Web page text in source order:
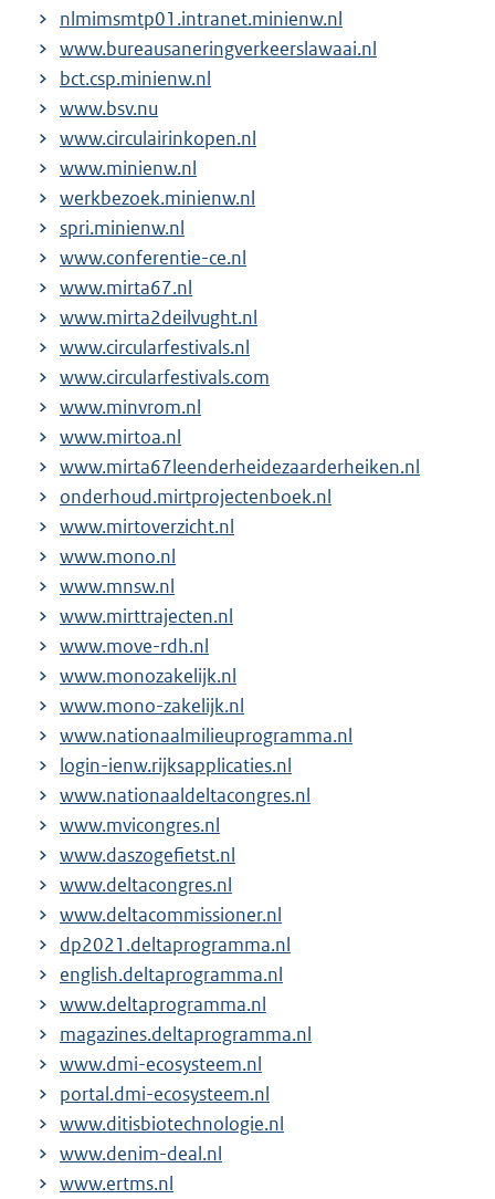
nlmimsmtp01.intranet.minienw.nl
www.bureausaneringverkeerslawaai.nl
bct.csp.minienw.nl
www.bsv.nu
www.circulairinkopen.nl
www.minienw.nl
werkbezoek.minienw.nl
spri.minienw.nl
www.conferentie-ce.nl
www.mirta67.nl
www.mirta2deilvught.nl
www.circularfestivals.nl
www.circularfestivals.com
www.minvrom.nl
www.mirtoa.nl
www.mirta67leenderheidezaarderheiken.nl
onderhoud.mirtprojectenboek.nl
www.mirtoverzicht.nl
www.mono.nl
www.mnsw.nl
www.mirttrajecten.nl
www.move-rdh.nl
www.monozakelijk.nl
www.mono-zakelijk.nl
www.nationaalmilieuprogramma.nl
login-ienw.rijksapplicaties.nl
www.nationaaldeltacongres.nl
www.mvicongres.nl
www.daszogefietst.nl
www.deltacongres.nl
www.deltacommissioner.nl
dp2021.deltaprogramma.nl
english.deltaprogramma.nl
www.deltaprogramma.nl
magazines.deltaprogramma.nl
www.dmi-ecosysteem.nl
portal.dmi-ecosysteem.nl
www.ditisbiotechnologie.nl
www.denim-deal.nl
www.ertms.nl